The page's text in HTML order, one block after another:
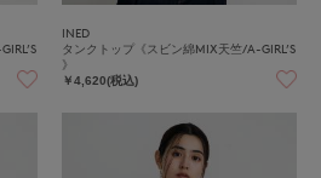
INED
タンクトップ《スビン綿MIX天竺/A-GIRL’S
》
￥4,620(税込)